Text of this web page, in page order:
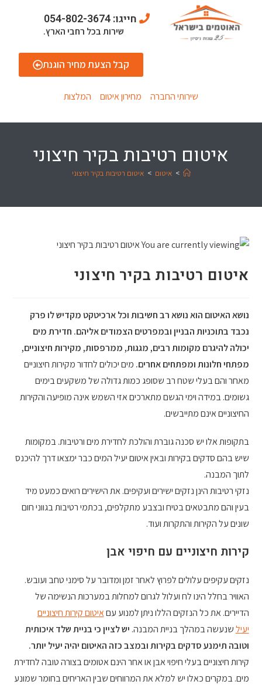
חייגו: 054-802-3674
שירות בכל רחבי הארץ.
קבל הצעת מחיר הוגנת
שירותי החברה מחירון איטום המלצות
איטום רטיבות בקיר חיצוני
> איטום > איטום רטיבות בקיר חיצוני
איטום רטיבות בקיר חיצוני
נושא האיטום הוא נושא רב חשיבות וכל ארכיטקט מקדיש לו פרק
נכבד בתוכניות הבניין ובמפרטים הצמודים אליהם. חדירת מים
יכולה להיגרם מקומות רבים, מגגות, ממרפסות, מקירות חיצוניים,
מפתחי חלונות ומפתחים אחרים. מים יכולים לחדור מקירות חיצוניים
מאחר והם בעלי שטח רב שסופג כמות גדולה של משקעים בימים
גשומים. במידה וימי הגשם מתארכים אזי השמש אינה מופיעה והקירות
החיצוניים אינם מתייבשים.
בתקופות אלו יש סכנה גוברת והולכת לחדירת מים ורטיבות. במקומות
שיש בהם סדקים בקירות ובאין איטום יעיל המים כבר ימצאו דרך להיכנס
לתוך המבנה.
נזקי רטיבות הינן נזקים ישירים ועקיפים. את הישירים רואים כמעט מיד
בעין והם מתבטאים בטיח ובצבע מתקלפים, בכתמי רטיבות בגווני חום
שונים על הקירות והתקרות ועוד.
קירות חיצוניים עם חיפוי אבן
נזקים עקיפים עלולים לפרוץ לאחר זמן ומדובר על סימני טחב ועובש.
האוויר בחלל הינו לח ועלול לגרום למחלות במערכות הנשימה של
הדיירים. את כל הנזקים הללו ניתן למנוע עםאיטום קירות חיצוניים
יעילשנעשה במהלך בניית המבנה. יש לציין כי בניית שלד איכותית
וטובה תימנע סדקים בקירות ובמצב כזה האיטום יהיה יעיל יותר.
קירות חיצוניים בעלי חיפוי אבן או אחר הינם אטומים בצורה טובה לחדירת
מים. במקרים כאלו יש למלא את המרווחים שבין האריחים בחומר שמונע